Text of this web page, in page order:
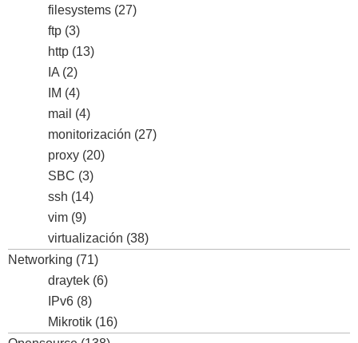
filesystems (27)
ftp (3)
http (13)
IA (2)
IM (4)
mail (4)
monitorización (27)
proxy (20)
SBC (3)
ssh (14)
vim (9)
virtualización (38)
Networking (71)
draytek (6)
IPv6 (8)
Mikrotik (16)